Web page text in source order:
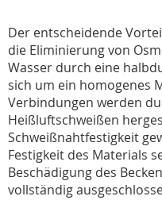
Der entscheidende
die Eliminierung von
Wasser durch eine
sich um ein homogenes
Verbindungen werden
Heißluftschweißen
Schweißnahtfestigkeit
Festigkeit des Materials
Beschädigung des
vollständig